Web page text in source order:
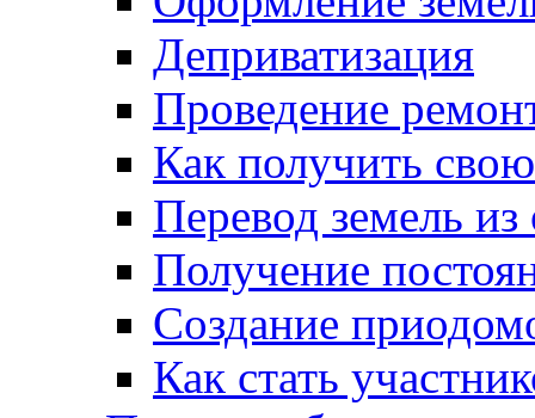
Деприватизация
Проведение
Как получить
Перевод земель
Получение
Создание
Как стать